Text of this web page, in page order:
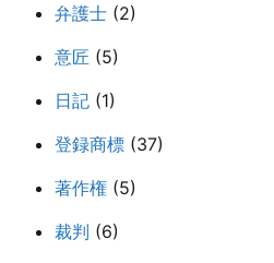
弁護士 (2)
意匠 (5)
日記 (1)
登録商標 (37)
著作権 (5)
裁判 (6)